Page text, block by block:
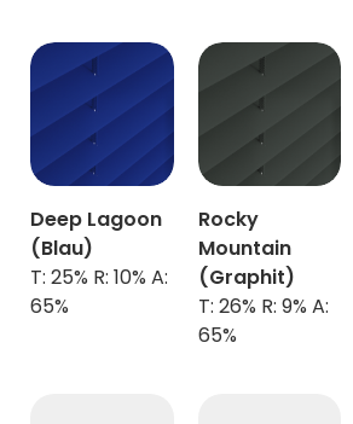
Deep Lagoon
(Blau)
T: 25% R: 10% A:
65%
Rocky
Mountain
(Graphit)
T: 26% R: 9% A:
65%